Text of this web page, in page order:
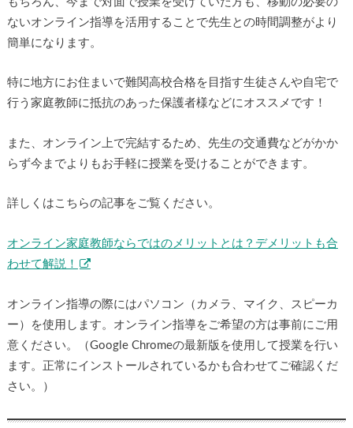
ないオンライン指導を活用することで先生との時間調整がより
簡単になります。
特に地方にお住まいで難関高校合格を目指す生徒さんや自宅で
行う家庭教師に抵抗のあった保護者様などにオススメです！
また、オンライン上で完結するため、先生の交通費などがかか
らず今までよりもお手軽に授業を受けることができます。
詳しくはこちらの記事をご覧ください。
オンライン家庭教師ならではのメリットとは？デメリットも合
わせて解説！
オンライン指導の際にはパソコン（カメラ、マイク、スピーカ
ー）を使用します。オンライン指導をご希望の方は事前にご用
意ください。（Google Chromeの最新版を使用して授業を行い
ます。正常にインストールされているかも合わせてご確認くだ
さい。）